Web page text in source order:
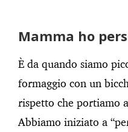
Mamma ho
È da quando siamo
formaggio con un
rispetto che portiamo
Abbiamo iniziato a